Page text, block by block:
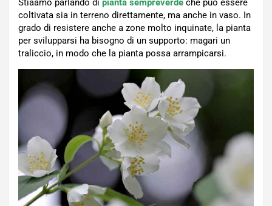
Stiaamo parlando di pianta sempreverde che può essere
coltivata sia in terreno direttamente, ma anche in vaso. In
grado di resistere anche a zone molto inquinate, la pianta
per svilupparsi ha bisogno di un supporto: magari un
traliccio, in modo che la pianta possa arrampicarsi.